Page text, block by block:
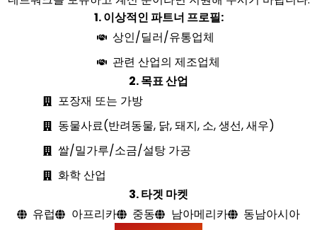
1. 이상적인 파트너 프로필:
상인/딜러/유통업체
관련 산업의 제조업체
2.목표 산업
포장재 또는 가방
동물사료(반려동물, 닭, 돼지, 소, 생선, 새우)
쌀/밀가루/소금/설탕 가공
화학 산업
3.타겟 마켓
유럽
아프리카 중동 남아메리카
동남아시아